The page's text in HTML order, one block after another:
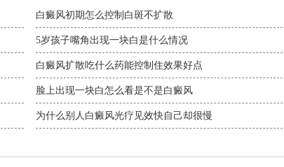
白癜风初期怎么控制白斑不扩散
5岁孩子嘴角出现一块白是什么情况
白癜风扩散吃什么药能控制住效果好点
脸上出现一块白怎么看是不是白癜风
为什么别人白癜风光疗见效快自己却很慢